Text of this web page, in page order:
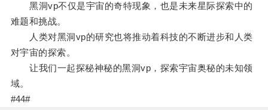
黑洞vp不仅是宇宙的奇特现象，也是未来星际探索中的
难题和挑战。
人类对黑洞vp的研究也将推动着科技的不断进步和人类
对宇宙的探索。
让我们一起探秘神秘的黑洞vp，探索宇宙奥秘的未知领
域。
#44#